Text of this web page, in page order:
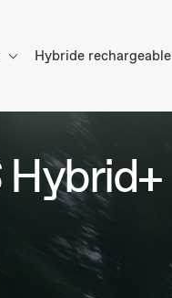
Hybride rechargeable
Hybrid+